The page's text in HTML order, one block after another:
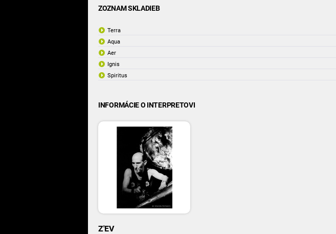
ZOZNAM SKLADIEB
Terra
Aqua
Aer
Ignis
Spiritus
INFORMÁCIE O INTERPRETOVI
Z'EV